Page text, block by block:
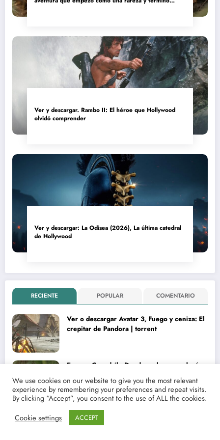
Ver y descargar. Rambo II: El héroe que Hollywood
olvidó comprender
Ver y descargar: La Odisea (2026), La última catedral
de Hollywood
RECIENTE POPULAR COMENTARIO
Ver o descargar Avatar 3, Fuego y ceniza: El
crepitar de Pandora | torrent
Ensayo. Cocodrilo Dundee o la arqueología
de una aventura que empezó como una
rareza y terminó convertida en reliquia
Record Vision: la memoria perdida del
videoclub
We use cookies on our website to give you the most relevant
experience by remembering your preferences and repeat visits.
By clicking “Accept”, you consent to the use of ALL the cookies.
Cookie settings
ACCEPT